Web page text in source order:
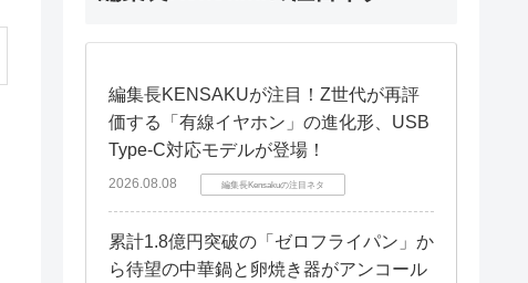
編集長KENSAKUが注目！Z世代が再評
価する「有線イヤホン」の進化形、USB
Type-C対応モデルが登場！
2026.08.08 編集長Kensakuの注目ネタ
累計1.8億円突破の「ゼロフライパン」か
ら待望の中華鍋と卵焼き器がアンコール